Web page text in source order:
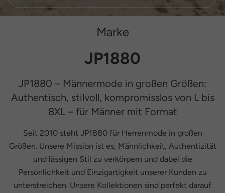
Marke
JP1880
JP1880 – Männermode in großen Größen:
Authentisch, stilvoll, kompromisslos von L bis
8XL – für Männer mit Format
Seit 2010 steht JP1880 für Herrenmode in großen
Größen. Unsere Mission ist es, Männlichkeit, Authentizität
und lässigen Stil zu verkörpern und dabei die
Persönlichkeit und Einzigartigkeit unserer Kunden zu
unterstreichen. Unsere Kollektionen sind perfekt darauf